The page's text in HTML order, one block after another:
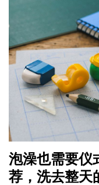
泡澡也需要仪
荐，洗去整天